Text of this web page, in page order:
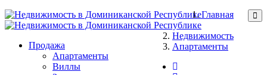
Продажа
Апартаменты
Виллы
Главная
Недвижимость
Апартаменты